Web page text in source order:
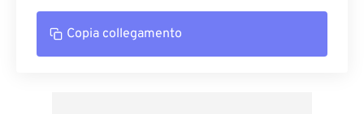
Copia collegamento